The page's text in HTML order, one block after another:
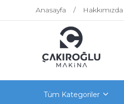
Anasayfa Hakkımızda
Tüm Kategoriler